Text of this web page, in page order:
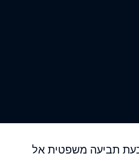
תביעה משפטית אל